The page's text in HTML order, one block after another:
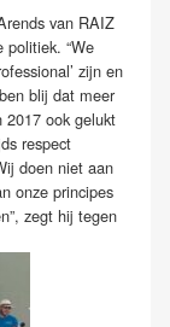
van RAIZ
politiek. “We
zijn en
blij dat meer
ook gelukt
respect
doen niet aan
onze principes
zegt hij tegen